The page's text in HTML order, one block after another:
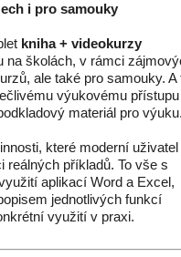
i pro samouky
kniha + videokurzy
na školách, v rámci
ale také pro samouky. A
výukovému přístupu
materiál pro
které moderní uživatel
reálných příkladů. To vše s
aplikací Word a Excel,
jednotlivých funkcí
využití v praxi.